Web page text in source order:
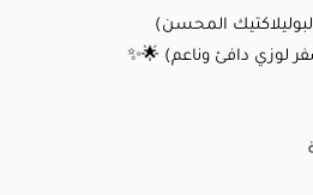
لأي مشروع. 🌟✨
🔹 سهولة الطباعة: يحتفظ بخصائص PLA الودية للمستخدم مع
وتقليل الهشاشة.
ممتاز يضمن طباعة سلسة ودقيقة
المحسن)
لوزي دافئ وناعم) 🌟✨